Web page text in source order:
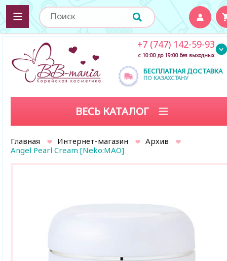
БЕСПЛАТНАЯ ДОСТАВКА
ПО КАЗАХСТАНУ
+7 (747) 142-59-93
с 10:00 до 19:00 без выходных
ВЕСЬ КАТАЛОГ
Главная Интернет-магазин
Архив
Angel Pearl Cream [Neko:MAO]